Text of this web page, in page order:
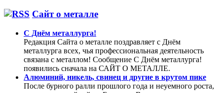
Сайт о металле
С Днём металлурга!
Редакция Сайта о металле поздравляет с Днём
металлурга всех, чья профессиональная деятельность
связана с металлом! Сообщение С Днём металлурга!
появились сначала на САЙТ О МЕТАЛЛЕ.
Алюминий, никель, свинец и другие в крутом пике
После бурного ралли прошлого года и неуемного роста,